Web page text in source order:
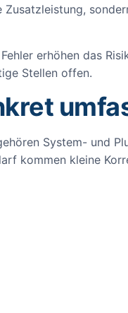
erhöhen das
Stellen offen.
System- und
kommen kleine